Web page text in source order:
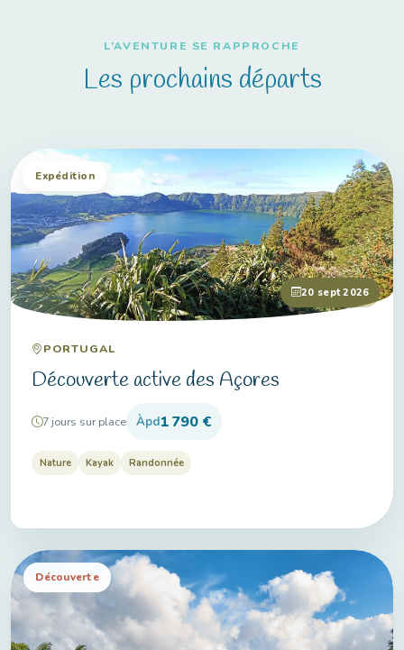
L’AVENTURE SE RAPPROCHE
Les prochains départs
Expédition
20 sept 2026
PORTUGAL
Découverte active des Açores
7 jours sur place Àpd1 790 €
Nature Kayak Randonnée
Découverte